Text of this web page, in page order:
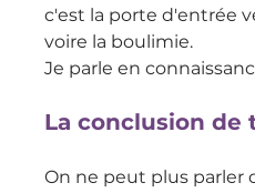
c'est la porte d'entrée
voire la boulimie.
Je parle en
La conclusion de
On ne peut plus parler